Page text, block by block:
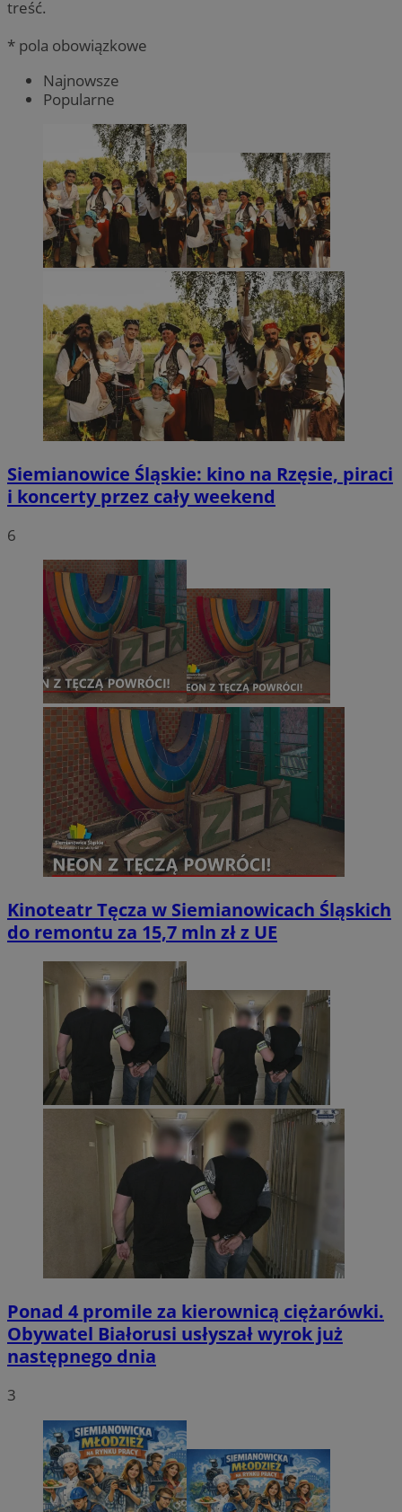
treść.
* pola obowiązkowe
Najnowsze
Popularne
Siemianowice Śląskie: kino na Rzęsie, piraci
i koncerty przez cały weekend
6
Kinoteatr Tęcza w Siemianowicach Śląskich
do remontu za 15,7 mln zł z UE
Ponad 4 promile za kierownicą ciężarówki.
Obywatel Białorusi usłyszał wyrok już
następnego dnia
3